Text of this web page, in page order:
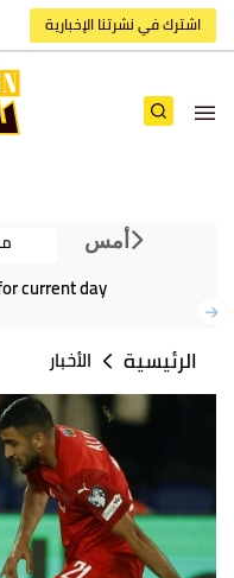
اشترك في نشرتنا الإخبارية
أمس
current day
الرئيسية الأخبار